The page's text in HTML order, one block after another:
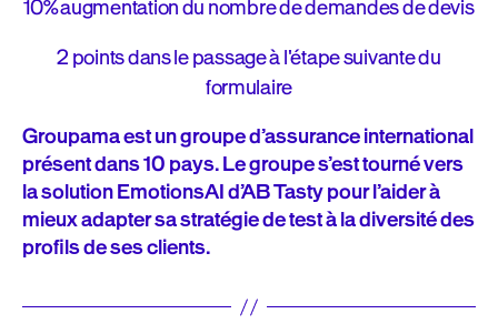
10%augmentation du nombre de demandes de devis
2points dans le passage à l'étape suivante du
formulaire
Groupama est un groupe d’assurance international
présent dans 10 pays. Le groupe s’est tourné vers
la solution EmotionsAI d’AB Tasty pour l’aider à
mieux adapter sa stratégie de test à la diversité des
profils de ses clients.